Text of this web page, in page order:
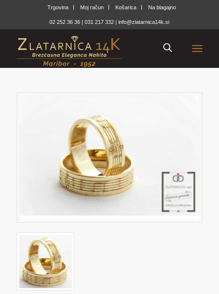
Trgovina Moj račun Košarica Na blagajno
02 252 36 36 |031 217 332 |info@zlatarnica14k.si